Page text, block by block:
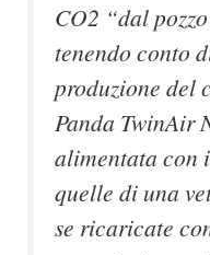
CO2 “dal
tenendo conto
produzione del
Panda TwinAir
alimentata con
quelle di una
se ricaricate